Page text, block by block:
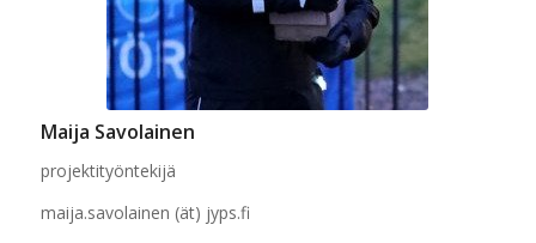
Maija Savolainen
projektityöntekijä
maija.savolainen (ät) jyps.fi